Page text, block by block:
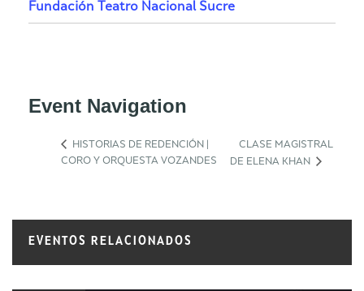
Fundación Teatro Nacional Sucre
Event Navigation
HISTORIAS DE REDENCIÓN |
CORO Y ORQUESTA VOZANDES
CLASE MAGISTRAL
DE ELENA KHAN
EVENTOS RELACIONADOS